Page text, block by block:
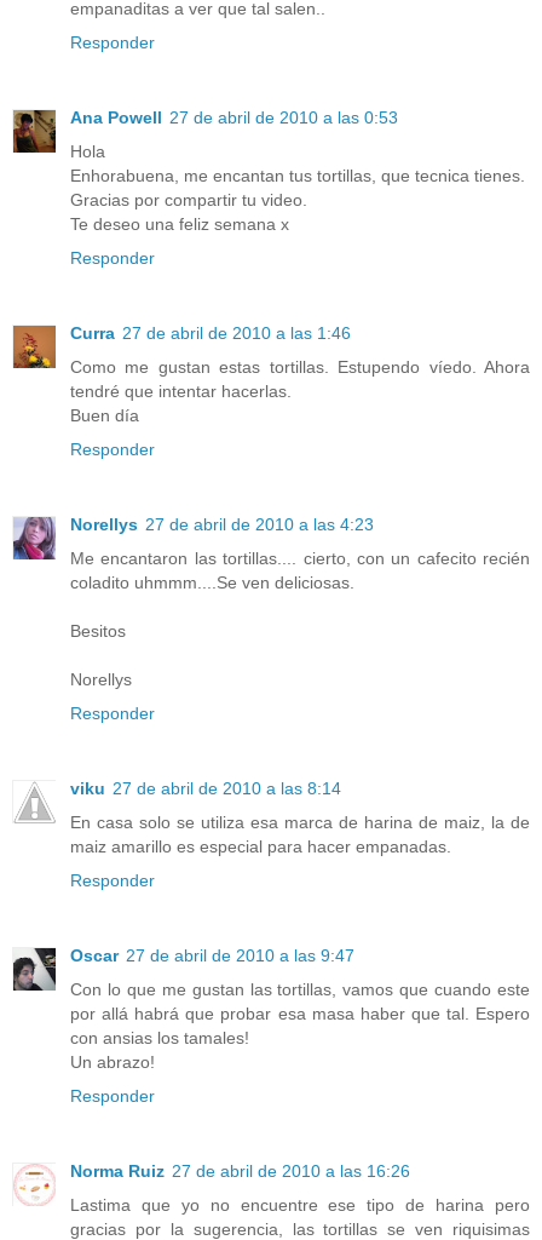
empanaditas a ver que tal salen..
Responder
Ana Powell 27 de abril de 2010 a las 0:53
Hola
Enhorabuena, me encantan tus tortillas, que tecnica tienes.
Gracias por compartir tu video.
Te deseo una feliz semana x
Responder
Curra 27 de abril de 2010 a las 1:46
Como me gustan estas tortillas. Estupendo víedo. Ahora
tendré que intentar hacerlas.
Buen día
Responder
Norellys 27 de abril de 2010 a las 4:23
Me encantaron las tortillas.... cierto, con un cafecito recién
coladito uhmmm....Se ven deliciosas.
Besitos
Norellys
Responder
viku 27 de abril de 2010 a las 8:14
En casa solo se utiliza esa marca de harina de maiz, la de
maiz amarillo es especial para hacer empanadas.
Responder
Oscar 27 de abril de 2010 a las 9:47
Con lo que me gustan las tortillas, vamos que cuando este
por allá habrá que probar esa masa haber que tal. Espero
con ansias los tamales!
Un abrazo!
Responder
Norma Ruiz 27 de abril de 2010 a las 16:26
Lastima que yo no encuentre ese tipo de harina pero
gracias por la sugerencia, las tortillas se ven riquisimas